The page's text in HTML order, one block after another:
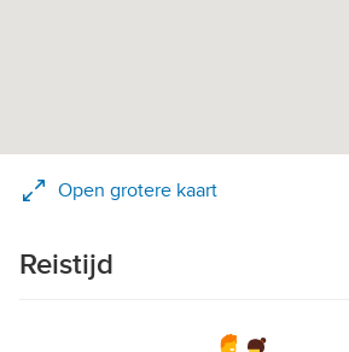
Open grotere kaart
Reistijd